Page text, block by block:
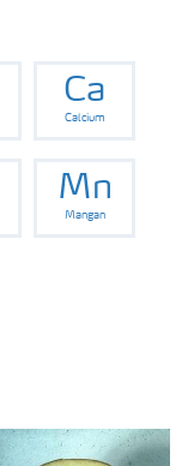
Ca
Calcium
Mn
Mangan